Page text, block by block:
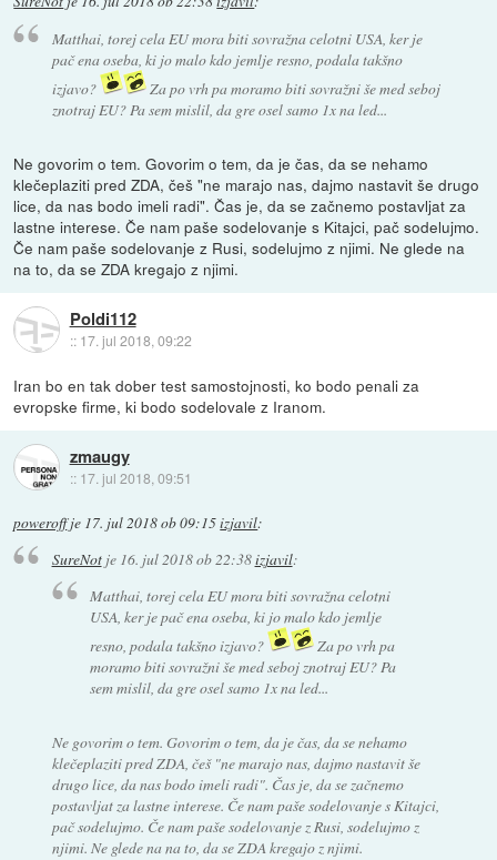
Matthai, torej cela EU mora biti sovražna celotni USA, ker je
pač ena oseba, ki jo malo kdo jemlje resno, podala takšno
izjavo?
Za po vrh pa moramo biti sovražni še med seboj
znotraj EU? Pa sem mislil, da gre osel samo 1x na led...
Ne govorim o tem. Govorim o tem, da je čas, da se nehamo
klečeplaziti pred ZDA, češ "ne marajo nas, dajmo nastavit še drugo
lice, da nas bodo imeli radi". Čas je, da se začnemo postavljat za
lastne interese. Če nam paše sodelovanje s Kitajci, pač sodelujmo.
Če nam paše sodelovanje z Rusi, sodelujmo z njimi. Ne glede na
na to, da se ZDA kregajo z njimi.
Poldi112
:: 17. jul 2018, 09:22
Iran bo en tak dober test samostojnosti, ko bodo penali za
evropske firme, ki bodo sodelovale z Iranom.
zmaugy
:: 17. jul 2018, 09:51
poweroffje 17. jul 2018 ob 09:15izjavil:
SureNotje 16. jul 2018 ob 22:38izjavil:
Matthai, torej cela EU mora biti sovražna celotni
USA, ker je pač ena oseba, ki jo malo kdo jemlje
resno, podala takšno izjavo?
Za po vrh pa
moramo biti sovražni še med seboj znotraj EU? Pa
sem mislil, da gre osel samo 1x na led...
Ne govorim o tem. Govorim o tem, da je čas, da se nehamo
klečeplaziti pred ZDA, češ "ne marajo nas, dajmo nastavit še
drugo lice, da nas bodo imeli radi". Čas je, da se začnemo
postavljat za lastne interese. Če nam paše sodelovanje s Kitajci,
pač sodelujmo. Če nam paše sodelovanje z Rusi, sodelujmo z
njimi. Ne glede na na to, da se ZDA kregajo z njimi.